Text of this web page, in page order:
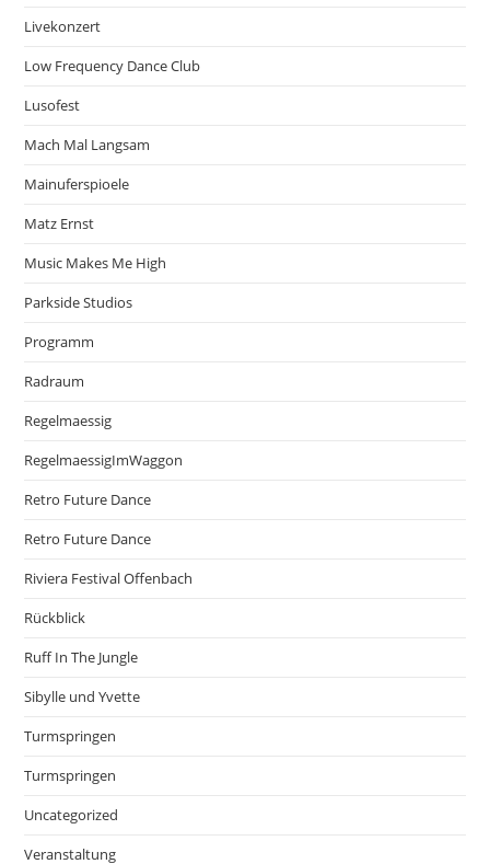
Livekonzert
Low Frequency Dance Club
Lusofest
Mach Mal Langsam
Mainuferspioele
Matz Ernst
Music Makes Me High
Parkside Studios
Programm
Radraum
Regelmaessig
RegelmaessigImWaggon
Retro Future Dance
Retro Future Dance
Riviera Festival Offenbach
Rückblick
Ruff In The Jungle
Sibylle und Yvette
Turmspringen
Turmspringen
Uncategorized
Veranstaltung